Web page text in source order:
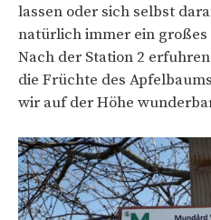
lassen oder sich selbst
natürlich immer ein großes
Nach der Station 2
die Früchte des
wir auf der Höhe